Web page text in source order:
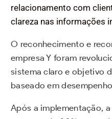
relacionamento com
clareza nas informações
O reconhecimento e
empresa Y foram
sistema claro e objetivo
baseado em
Após a implementação,